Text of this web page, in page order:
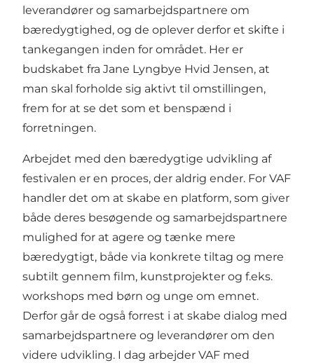
leverandører og samarbejdspartnere om
bæredygtighed, og de oplever derfor et skifte i
tankegangen inden for området. Her er
budskabet fra Jane Lyngbye Hvid Jensen, at
man skal forholde sig aktivt til omstillingen,
frem for at se det som et benspænd i
forretningen.
Arbejdet med den bæredygtige udvikling af
festivalen er en proces, der aldrig ender. For VAF
handler det om at skabe en platform, som giver
både deres besøgende og samarbejdspartnere
mulighed for at agere og tænke mere
bæredygtigt, både via konkrete tiltag og mere
subtilt gennem film, kunstprojekter og f.eks.
workshops med børn og unge om emnet.
Derfor går de også forrest i at skabe dialog med
samarbejdspartnere og leverandører om den
videre udvikling. I dag arbejder VAF med